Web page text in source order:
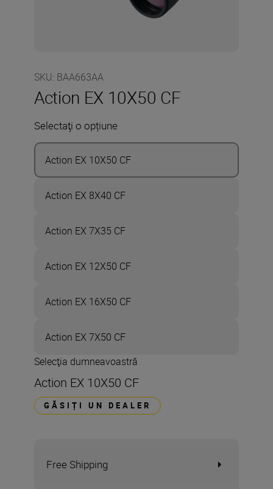
SKU: BAA663AA
Action EX 10X50 CF
Selectaţi o opțiune
Action EX 10X50 CF
Action EX 8X40 CF
Action EX 7X35 CF
Action EX 12X50 CF
Action EX 16X50 CF
Action EX 7X50 CF
Selecţia dumneavoastră
Action EX 10X50 CF
GĂSIȚI UN DEALER
Free Shipping